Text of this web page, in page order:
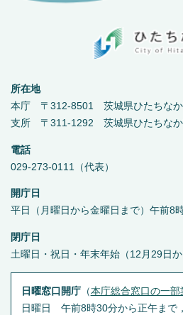
所在地
本庁 〒312-8501 茨城県ひたちなか
支所 〒311-1292 茨城県ひたちなか
電話
029-273-0111（代表）
開庁日
平日（月曜日から金曜日まで）午前8
閉庁日
土曜日・祝日・年末年始（12月29日か
日曜窓口開庁（本庁総合窓口の一部
日曜日 午前8時30分から正午まで